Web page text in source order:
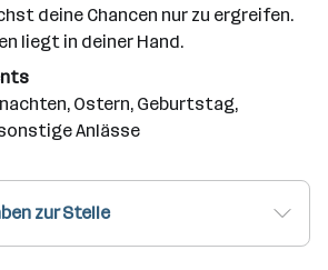
deine Chancen nur zu ergreifen.
liegt in deiner Hand.
Ostern, Geburtstag,
Anlässe
zur Stelle